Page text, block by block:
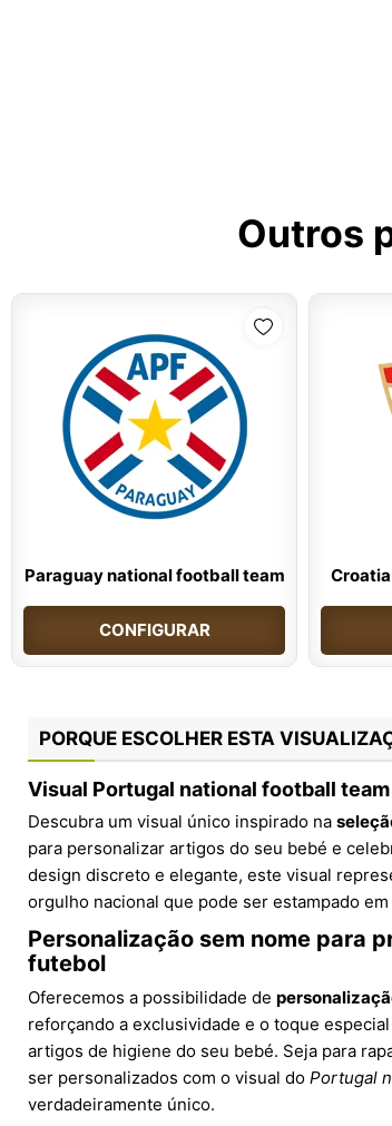
Outros
Paraguay national football team
CONFIGURAR
PORQUE ESCOLHER ESTA
Visual Portugal national football team
Descubra um visual único inspirado na
para personalizar artigos do seu bebé e
design discreto e elegante, este visual
orgulho nacional que pode ser estampado
Personalização sem nome para
futebol
Oferecemos a possibilidade de
reforçando a exclusividade e o toque
artigos de higiene do seu bebé. Seja para
ser personalizados com o visual do Portugal
verdadeiramente único.